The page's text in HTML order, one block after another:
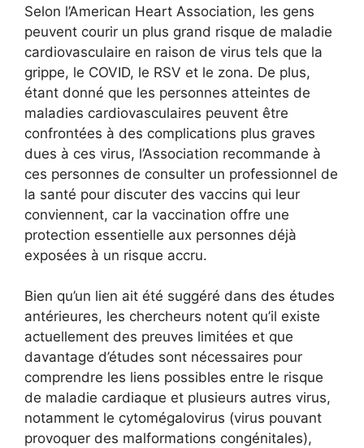
Selon l’American Heart Association, les gens
peuvent courir un plus grand risque de maladie
cardiovasculaire en raison de virus tels que la
grippe, le COVID, le RSV et le zona. De plus,
étant donné que les personnes atteintes de
maladies cardiovasculaires peuvent être
confrontées à des complications plus graves
dues à ces virus, l’Association recommande à
ces personnes de consulter un professionnel de
la santé pour discuter des vaccins qui leur
conviennent, car la vaccination offre une
protection essentielle aux personnes déjà
exposées à un risque accru.
Bien qu’un lien ait été suggéré dans des études
antérieures, les chercheurs notent qu’il existe
actuellement des preuves limitées et que
davantage d’études sont nécessaires pour
comprendre les liens possibles entre le risque
de maladie cardiaque et plusieurs autres virus,
notamment le cytomégalovirus (virus pouvant
provoquer des malformations congénitales),